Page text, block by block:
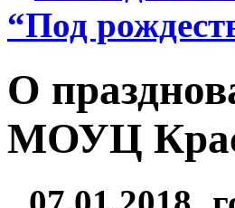
“Под
О
МОУЦ